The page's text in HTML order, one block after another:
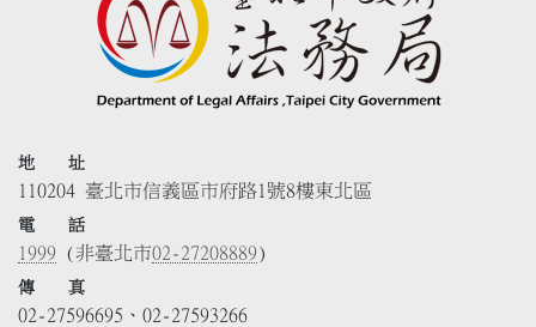
地 址
110204 臺北市信義區市府路1號8樓東北區
電 話
1999 (非臺北市02-27208889)
傳 真
02-27596695、02-27593266